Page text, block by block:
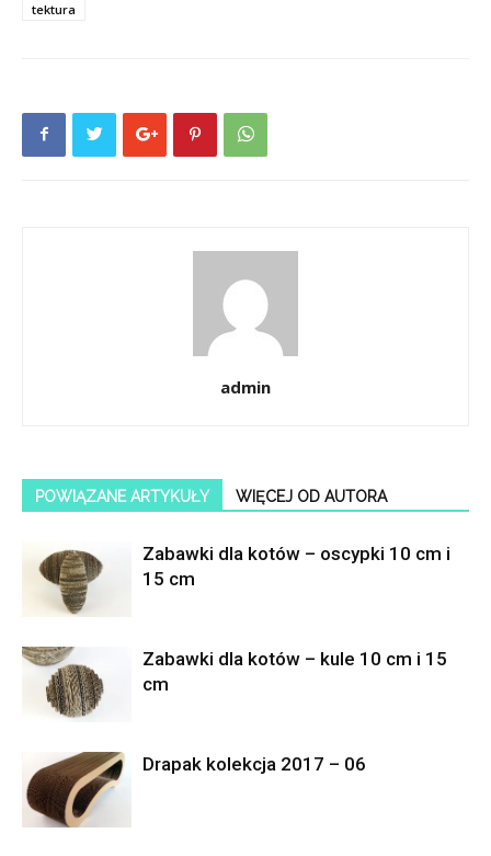
tektura
admin
POWIĄZANE ARTYKUŁY WIĘCEJ OD AUTORA
Zabawki dla kotów – oscypki 10 cm i
15 cm
Zabawki dla kotów – kule 10 cm i 15
cm
Drapak kolekcja 2017 – 06